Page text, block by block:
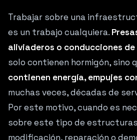
Trabajar sobre una
es un trabajo cualquiera.
aliviaderos o conducciones
solo contienen hormigón, sino
contienen energía, empujes
muchas veces, décadas de
Por este motivo, cuando es
sobre este tipo de
modificación, reparación o